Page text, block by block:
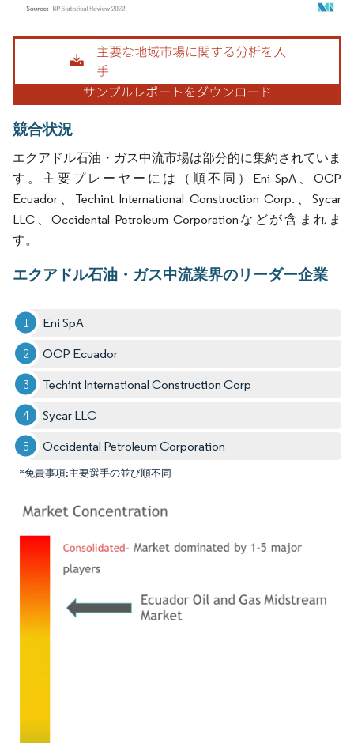
画像 © Mordor Intelligence。再利用にはCC BY 4.0の表示が必要です。
競合状況
エクアドル石油・ガス中流市場は部分的に集約されていま
す。主要プレーヤーには（順不同）Eni SpA、OCP
Ecuador、Techint International Construction Corp.、Sycar
LLC、Occidental Petroleum Corporationなどが含まれま
す。
エクアドル石油・ガス中流業界のリーダー企業
Eni SpA
OCP Ecuador
Techint International Construction Corp
Sycar LLC
Occidental Petroleum Corporation
*免責事項:主要選手の並び順不同